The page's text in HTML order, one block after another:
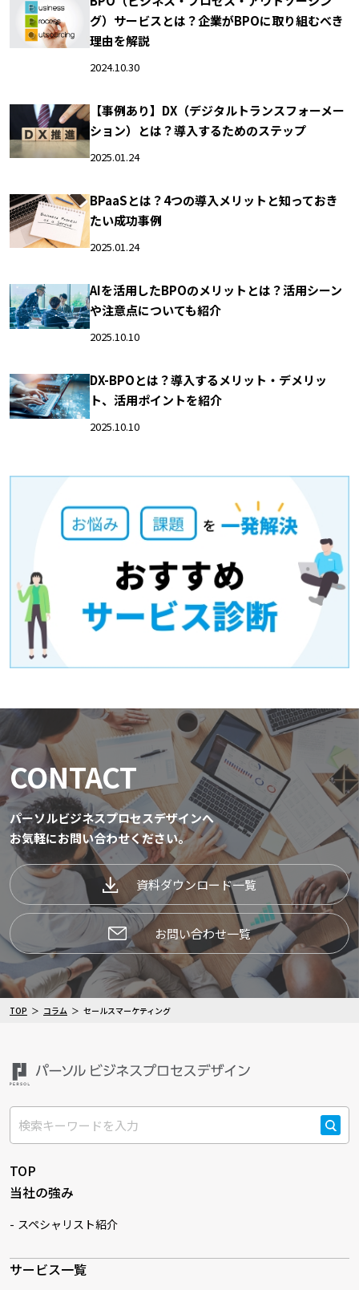
グ）サービスとは？企業がBPOに取り組むべき
理由を解説
2024.10.30
【事例あり】DX（デジタルトランスフォーメー
ション）とは？導入するためのステップ
2025.01.24
BPaaSとは？4つの導入メリットと知っておき
たい成功事例
2025.01.24
AIを活用したBPOのメリットとは？活用シーン
や注意点についても紹介
2025.10.10
DX-BPOとは？導入するメリット・デメリッ
ト、活用ポイントを紹介
2025.10.10
CONTACT
パーソルビジネスプロセスデザインへ
お気軽にお問い合わせください。
資料ダウンロード一覧
お問い合わせ一覧
TOP コラム セールスマーケティング
検索
TOP
当社の強み
スペシャリスト紹介
サービス一覧